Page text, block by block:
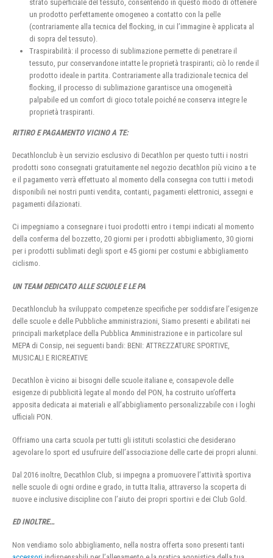
strato superficiale del tessuto, consentendo in questo modo di ottenere
un prodotto perfettamente omogeneo a contatto con la pelle
(contrariamente alla tecnica del flocking, in cui l’immagine è applicata al
di sopra del tessuto).
Traspirabilità: il processo di sublimazione permette di penetrare il
tessuto, pur conservandone intatte le proprietà traspiranti; ciò lo rende il
prodotto ideale in partita. Contrariamente alla tradizionale tecnica del
flocking, il processo di sublimazione garantisce una omogeneità
palpabile ed un comfort di gioco totale poiché ne conserva integre le
proprietà traspiranti.
RITIRO E PAGAMENTO VICINO A TE:
Decathlonclub è un servizio esclusivo di Decathlon per questo tutti i nostri
prodotti sono consegnati gratuitamente nel negozio decathlon più vicino a te
e il pagamento verrà effettuato al momento della consegna con tutti i metodi
disponibili nei nostri punti vendita, contanti, pagamenti elettronici, assegni e
pagamenti dilazionati.
Ci impegniamo a consegnare i tuoi prodotti entro i tempi indicati al momento
della conferma del bozzetto, 20 giorni per i prodotti abbigliamento, 30 giorni
per i prodotti sublimati degli sport e 45 giorni per costumi e abbigliamento
ciclismo.
UN TEAM DEDICATO ALLE SCUOLE E LE PA
Decathlonclub ha sviluppato competenze specifiche per soddisfare l’esigenze
delle scuole e delle Pubbliche amministrazioni, Siamo presenti e abilitati nei
principali marketplace della Pubblica Amministrazione e in particolare sul
MEPA di Consip, nei seguenti bandi: BENI: ATTREZZATURE SPORTIVE,
MUSICALI E RICREATIVE
Decathlon è vicino ai bisogni delle scuole italiane e, consapevole delle
esigenze di pubblicità legate al mondo del PON, ha costruito un’offerta
apposita dedicata ai materiali e all’abbigliamento personalizzabile con i loghi
ufficiali PON.
Offriamo una carta scuola per tutti gli istituti scolastici che desiderano
agevolare lo sport ed usufruire dell’associazione delle carte dei propri alunni.
Dal 2016 inoltre, Decathlon Club, si impegna a promuovere l’attività sportiva
nelle scuole di ogni ordine e grado, in tutta Italia, attraverso la scoperta di
nuove e inclusive discipline con l’aiuto dei propri sportivi e dei Club Gold.
ED INOLTRE…
Non vendiamo solo abbigliamento, nella nostra offerta sono presenti tanti